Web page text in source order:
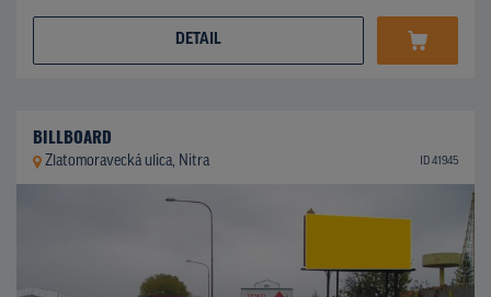
DETAIL
BILLBOARD
Zlatomoravecká ulica, Nitra ID 41945